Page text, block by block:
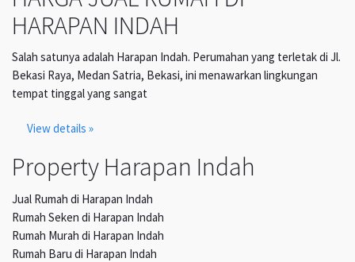
HARAPAN INDAH
Salah satunya adalah Harapan Indah. Perumahan yang terletak di Jl.
Bekasi Raya, Medan Satria, Bekasi, ini menawarkan lingkungan
tempat tinggal yang sangat
View details »
Property Harapan Indah
Jual Rumah di Harapan Indah
Rumah Seken di Harapan Indah
Rumah Murah di Harapan Indah
Rumah Baru di Harapan Indah